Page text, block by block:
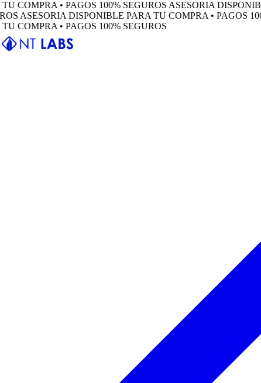
• PAGOS 100% SEGUROSASESORIA DISPONIBLE
DISPONIBLE PARA TU COMPRA • PAGOS 100%
• PAGOS 100% SEGUROS